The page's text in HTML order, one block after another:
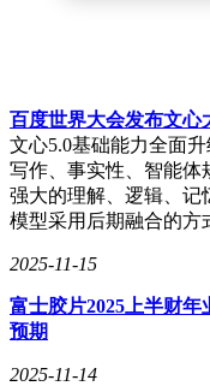
百度世界大会发布文心
文心5.0基础能力全面
写作、事实性、智能体
强大的理解、逻辑、记
模型采用后期融合的
2025-11-15
富士胶片2025上半财
预期
2025-11-14